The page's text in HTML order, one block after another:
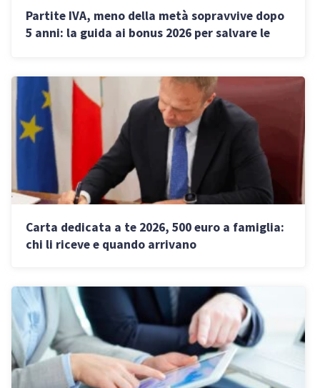
Partite IVA, meno della metà sopravvive dopo
5 anni: la guida ai bonus 2026 per salvare le
Carta dedicata a te 2026, 500 euro a famiglia:
chi li riceve e quando arrivano